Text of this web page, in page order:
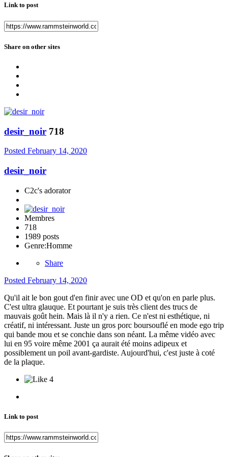
Link to post
Share on other sites
desir_noir 718
Posted February 14, 2020
desir_noir
C2c's adorator
Membres
718
1989 posts
Genre:Homme
Share
Posted February 14, 2020
Qu'il ait le bon gout d'en finir avec une OD et qu'on en parle plus.
C'est ultra glauque. Et pourtant je suis très client des trucs de
mauvais goût hein. Mais là il n'y a rien. Ce n'est ni esthétique, ni
créatif, ni intéressant. Juste un gros porc boursouflé en mode ego trip
qui bande mou et se conchie dans son néant. La même vidéo avec
lui en 95 voire même 2001 ça aurait été moins adipeux et
possiblement un poil avant-gardiste. Aujourd'hui, c'est juste à coté
de la plaque.
4
Link to post